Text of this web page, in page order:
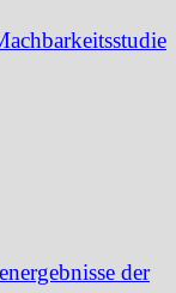
der